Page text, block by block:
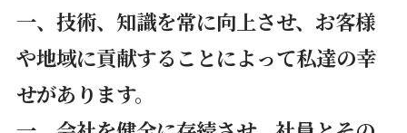
一、技術、知識を常に向上させ、お客様
や地域に貢献することによって私達の幸
せがあります。